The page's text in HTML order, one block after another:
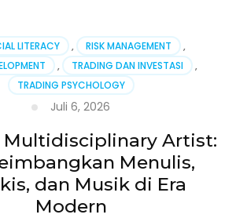
Evaluasi,
dan
Tingkatkan
LITERACY , RISK MANAGEMENT
,
, TRADING DAN INVESTASI
,
TRADING PSYCHOLOGY
Juli 6, 2026
Multidisciplinary Artist:
Menulis,
dan Musik di Era
Modern